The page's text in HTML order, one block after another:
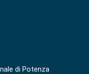
di Potenza